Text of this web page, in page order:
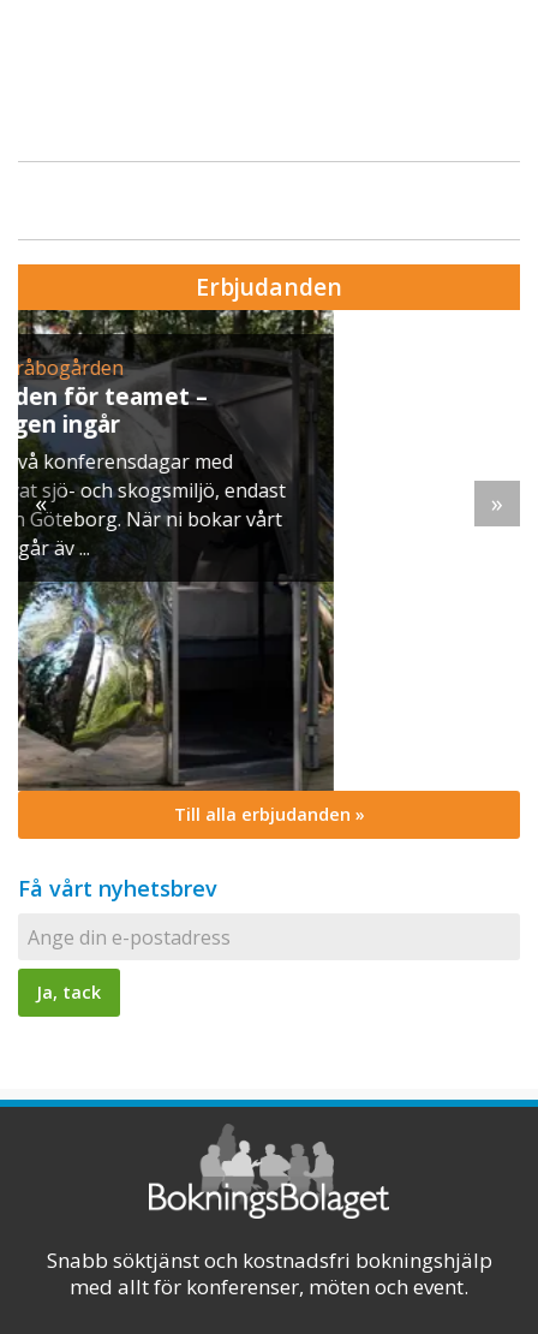
Erbjudanden
Erbjudande från Skytteholm Ekerö
Julbord på Ekerö
När vintern lägger sig över Mälaren dukar vi upp
ett klassiskt svenskt julbord i Skyttegården. Här
möts ni av doften av gran, ljus som brinner stilla
och smaker ...
« »
Till alla erbjudanden »
Få vårt nyhetsbrev
Snabb söktjänst och kostnadsfri bokningshjälp
med allt för konferenser, möten och event.